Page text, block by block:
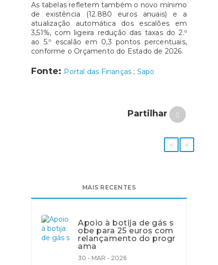
As tabelas refletem também o novo mínimo
de existência (12.880 euros anuais) e a
atualização automática dos escalões em
3,51%, com ligeira redução das taxas do 2.º
ao 5.º escalão em 0,3 pontos percentuais,
conforme o Orçamento do Estado de 2026.
Fonte: Portal das Finanças ; Sapo
Partilhar
MAIS RECENTES
Apoio à botija de gás s
obe para 25 euros com
relançamento do progr
ama
30 - MAR - 2026